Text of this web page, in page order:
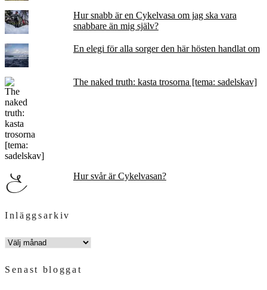
Hur snabb är en Cykelvasa om jag ska vara
snabbare än mig själv?
En elegi för alla sorger den här hösten handlat om
The naked truth: kasta trosorna [tema: sadelskav]
Hur svår är Cykelvasan?
Inläggsarkiv
INLÄGGSARKIV
Senast bloggat